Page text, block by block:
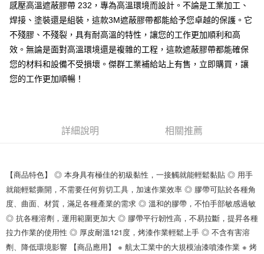
7-11取貨付款
每筆NT$60
付款後7-11取貨
每筆NT$60
感壓高溫遮蔽膠帶 232，專為高溫環境而設計。不論是工業加工、
焊接、塗裝還是組裝，這款3M遮蔽膠帶都能給予您卓越的保護。它
不殘膠、不殘裂，具有耐高溫的特性，讓您的工作更加順利和高
效。無論是面對高溫環境還是複雜的工程，這款遮蔽膠帶都能確保
您的材料和設備不受損壞。傑群工業補給站上有售，立即購買，讓
您的工作更加順暢！
詳細說明 相關推薦
【商品特色】 ◎ 本身具有極佳的初級黏性，一接觸就能輕鬆黏貼 ◎ 用手
就能輕鬆撕開，不需要任何剪切工具，加速作業效率 ◎ 膠帶可貼於各種角
度、曲面、材質，滿足各種產業的需求 ◎ 溫和的膠帶，不怕手部敏感過敏
◎ 抗各種溶劑，運用範圍更加大 ◎ 膠帶平行韌性高，不易拉斷，提昇各種
拉力作業的使用性 ◎ 厚皮耐溫121度，烤漆作業輕鬆上手 ◎ 不含有害溶
劑、降低環境影響 【商品應用】 ※ 航太工業中的大規模油漆噴漆作業 ※ 烤